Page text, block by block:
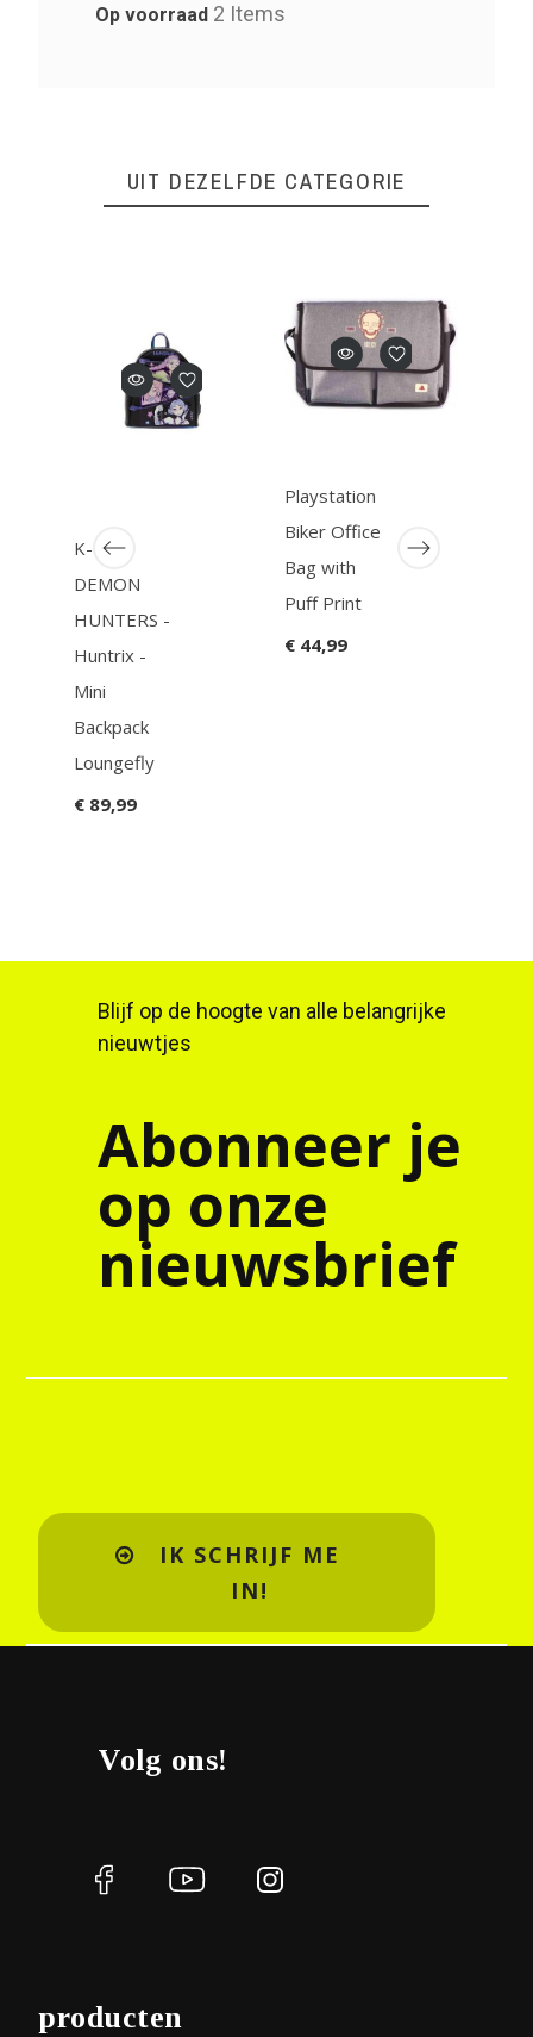
Op voorraad 2 Items
UIT DEZELFDE CATEGORIE
K-POP
DEMON
HUNTERS -
Huntrix -
Mini
Backpack
Loungefly
€ 89,99
Playstation
Biker Office
Bag with
Puff Print
€ 44,99
Blijf op de hoogte van alle belangrijke
nieuwtjes
Abonneer je
op onze
nieuwsbrief
IK SCHRIJF ME
IN!
Volg ons!
producten